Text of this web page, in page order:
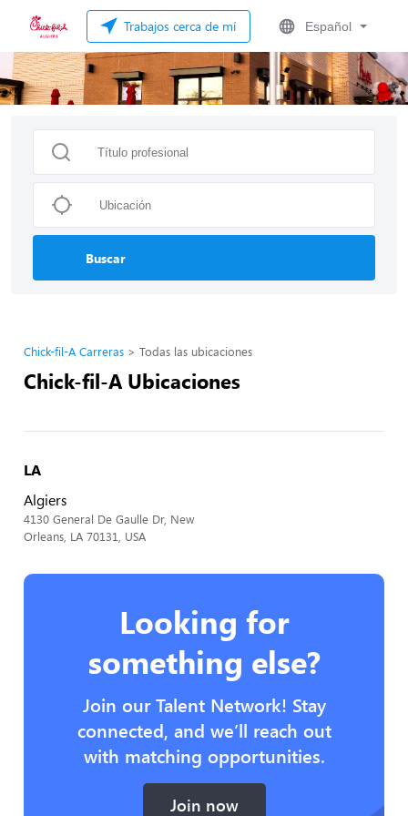
Trabajos cerca de mí Español
Buscar
Chick-fil-A Carreras Todas las ubicaciones
Chick-fil-A Ubicaciones
LA
Algiers
4130 General De Gaulle Dr, New
Orleans, LA 70131, USA
Looking for
something else?
Join our Talent Network! Stay
connected, and we’ll reach out
with matching opportunities.
Join now